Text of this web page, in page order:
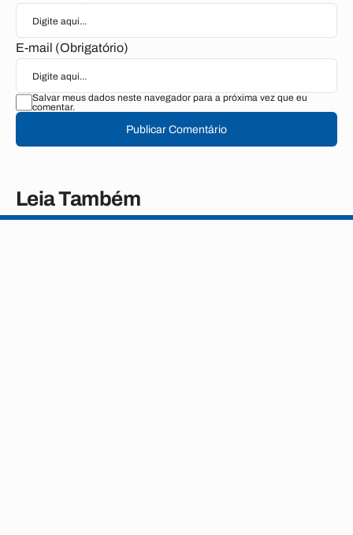
E-mail (Obrigatório)
Salvar meus dados neste navegador para a próxima vez que eu
comentar.
Publicar Comentário
Leia Também